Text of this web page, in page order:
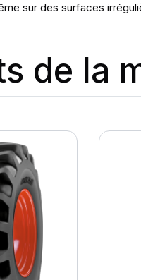
sur des surfaces
de la